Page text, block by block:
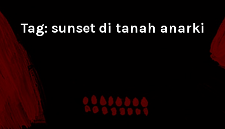
Tag: sunset di tanah anarki